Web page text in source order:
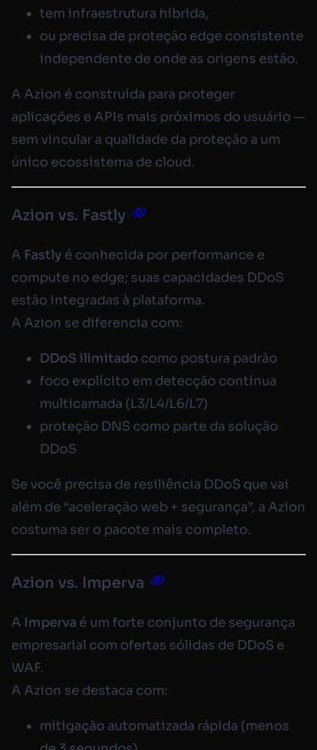
tem infraestrutura híbrida,
ou precisa de proteção edge consistente
independente de onde as origens estão.
A Azion é construída para proteger
aplicações e APIs mais próximos do usuário —
sem vincular a qualidade da proteção a um
único ecossistema de cloud.
Azion vs. Fastly
A Fastly é conhecida por performance e
compute no edge; suas capacidades DDoS
estão integradas à plataforma.
A Azion se diferencia com:
DDoS ilimitado como postura padrão
foco explícito em detecção contínua
multicamada (L3/L4/L6/L7)
proteção DNS como parte da solução
DDoS
Se você precisa de resiliência DDoS que vai
além de “aceleração web + segurança”, a Azion
costuma ser o pacote mais completo.
Azion vs. Imperva
A Imperva é um forte conjunto de segurança
empresarial com ofertas sólidas de DDoS e
WAF.
A Azion se destaca com:
mitigação automatizada rápida (menos